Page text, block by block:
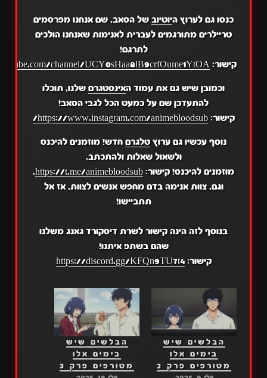
כנסו גם לערוץ היוטיובשל הסאב, שם אנחנו מפרסמים
טריילרים מתורגמים לעברית לאנימות שאנחנו הולכים
לתרגם!
קישור: channel/UCY0sHaa8lB9crfOume1YtOA
וכמובן שיש גם את עמוד האינסטגרםשלנו, תוכלו
להתעדכן שם על כמעט הכל לגבי הסאב!
קישור:https://www.instagram.com/animebloodsub/
נוסף עכשיו גם ערוץטלגרםחדש! מוזמנים להיכנס
ולשאול שאלות ולהתכתב.
מוזמנים להיכנס! קישור: https://t.me/animebloodsub
.
וגם, צוות אנימה בדם מחפש אנשים לצוות, אז אל
תתביישו!
בנוסף לזה הינה קישור לשרת דיסקורד גאנג משלנו
שהם בשתפ איתנו!
קישור:https://discord.gg/KFQn9TU7t4
הבלשים שיש
בימים אלו
מטורפים פרק 2
הבלשים שיש
בימים אלו
מטורפים פרק 3